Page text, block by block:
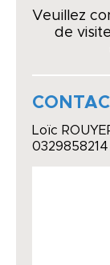
Veuillez
de
Loïc
0329858214